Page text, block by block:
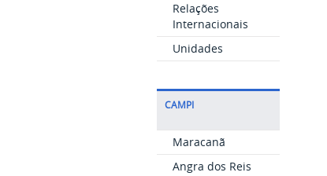
Relações
Internacionais
Unidades
CAMPI
Maracanã
Angra dos Reis